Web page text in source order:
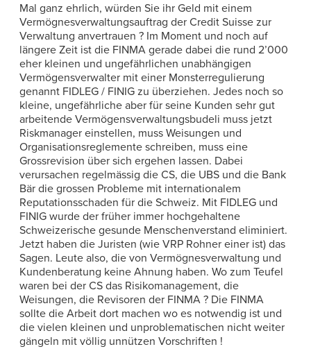
Mal ganz ehrlich, würden Sie ihr Geld mit einem
Vermögnesverwaltungsauftrag der Credit Suisse zur
Verwaltung anvertrauen ? Im Moment und noch auf
längere Zeit ist die FINMA gerade dabei die rund 2’000
eher kleinen und ungefährlichen unabhängigen
Vermögensverwalter mit einer Monsterregulierung
genannt FIDLEG / FINIG zu überziehen. Jedes noch so
kleine, ungefährliche aber für seine Kunden sehr gut
arbeitende Vermögensverwaltungsbudeli muss jetzt
Riskmanager einstellen, muss Weisungen und
Organisationsreglemente schreiben, muss eine
Grossrevision über sich ergehen lassen. Dabei
verursachen regelmässig die CS, die UBS und die Bank
Bär die grossen Probleme mit internationalem
Reputationsschaden für die Schweiz. Mit FIDLEG und
FINIG wurde der früher immer hochgehaltene
Schweizerische gesunde Menschenverstand eliminiert.
Jetzt haben die Juristen (wie VRP Rohner einer ist) das
Sagen. Leute also, die von Vermögnesverwaltung und
Kundenberatung keine Ahnung haben. Wo zum Teufel
waren bei der CS das Risikomanagement, die
Weisungen, die Revisoren der FINMA ? Die FINMA
sollte die Arbeit dort machen wo es notwendig ist und
die vielen kleinen und unproblematischen nicht weiter
gängeln mit völlig unnützen Vorschriften !